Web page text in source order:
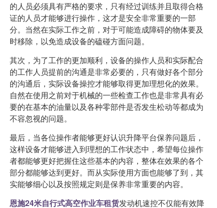
的人员必须具有严格的要求，只有经过训练并且取得合格
证的人员才能够进行操作，这才是安全非常重要的一部
分。当然在实际工作之前，对于可能造成障碍的物体要及
时移除，以免造成设备的磕碰方面问题。
其次，为了工作的更加顺利，设备的操作人员和实际配合
的工作人员提前的沟通是非常必要的，只有做好各个部分
的沟通后，实际设备操控才能够取得更加理想化的效果。
自然在使用之前对于机械的一些检查工作也是非常具有必
要的在基本的油量以及各种零部件是否发生松动等都成为
不容忽视的问题。
最后，当各位操作者能够更好认识升降平台保养问题后，
这样设备才能够进入到理想的工作状态中，希望每位操作
者都能够更好把握住这些基本的内容，整体在效果的各个
部分都能够达到更好。而从实际使用方面也能够了到，其
实能够细心以及按照规定则是保养非常重要的内容。
恩施24米自行式高空作业车租赁发动机速控不仅能有效降